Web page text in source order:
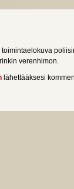
verenhimon.
The
lähettääksesi